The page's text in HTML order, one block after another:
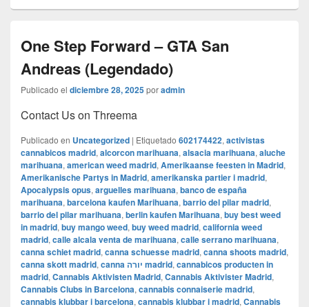
One Step Forward – GTA San
Andreas (Legendado)
Publicado el diciembre 28, 2025poradmin
Contact Us on Threema
Publicado en Uncategorized | Etiquetado 602174422, activistas
cannabicos madrid, alcorcon marihuana, alsacia marihuana, aluche
marihuana, american weed madrid, Amerikaanse feesten in Madrid,
Amerikanische Partys in Madrid, amerikanska partier i madrid,
Apocalypsis opus, arguelles marihuana, banco de españa
marihuana, barcelona kaufen Marihuana, barrio del pilar madrid,
barrio del pilar marihuana, berlin kaufen Marihuana, buy best weed
in madrid, buy mango weed, buy weed madrid, california weed
madrid, calle alcala venta de marihuana, calle serrano marihuana,
canna schiet madrid, canna schuesse madrid, canna shoots madrid,
canna skott madrid, canna יורה madrid, cannabicos producten in
madrid, Cannabis Aktivisten Madrid, Cannabis Aktivister Madrid,
Cannabis Clubs in Barcelona, cannabis connaiserie madrid,
cannabis klubbar i barcelona, cannabis klubbar i madrid, Cannabis